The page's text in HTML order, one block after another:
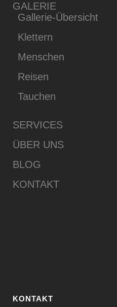
GALERIE
Gallerie-Übersicht
Klettern
Menschen
Reisen
Tauchen
SERVICES
ÜBER UNS
BLOG
KONTAKT
KONTAKT